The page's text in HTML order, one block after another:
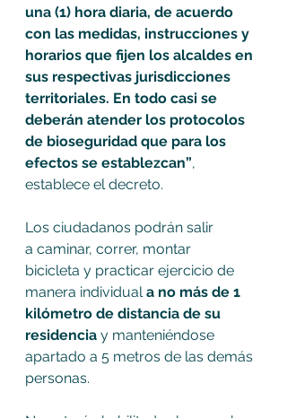
una (1) hora diaria, de acuerdo
con las medidas, instrucciones y
horarios que fijen los alcaldes en
sus respectivas jurisdicciones
territoriales. En todo casi se
deberán atender los protocolos
de bioseguridad que para los
efectos se establezcan”,
establece el decreto.
Los ciudadanos podrán salir
a caminar, correr, montar
bicicleta y practicar ejercicio de
manera individual a no más de 1
kilómetro de distancia de su
residencia y manteniéndose
apartado a 5 metros de las demás
personas.